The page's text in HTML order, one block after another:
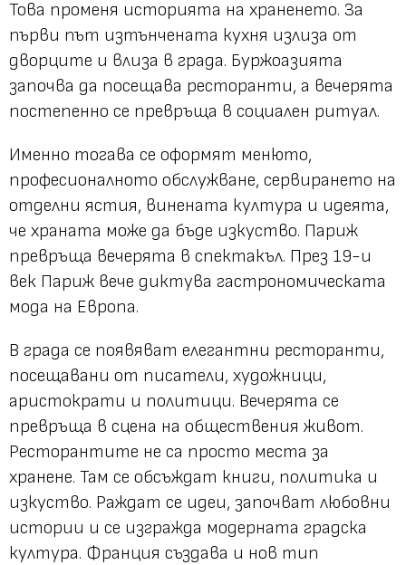
Това променя историята на храненето. За
първи път изтънчената кухня излиза от
дворците и влиза в града. Буржоазията
започва да посещава ресторанти, а вечерята
постепенно се превръща в социален ритуал.
Именно тогава се оформят менюто,
професионалното обслужване, сервирането на
отделни ястия, винената култура и идеята,
че храната може да бъде изкуство. Париж
превръща вечерята в спектакъл. През 19-и
век Париж вече диктува гастрономическата
мода на Европа.
В града се появяват елегантни ресторанти,
посещавани от писатели, художници,
аристократи и политици. Вечерята се
превръща в сцена на обществения живот.
Ресторантите не са просто места за
хранене. Там се обсъждат книги, политика и
изкуство. Раждат се идеи, започват любовни
истории и се изгражда модерната градска
култура. Франция създава и нов тип